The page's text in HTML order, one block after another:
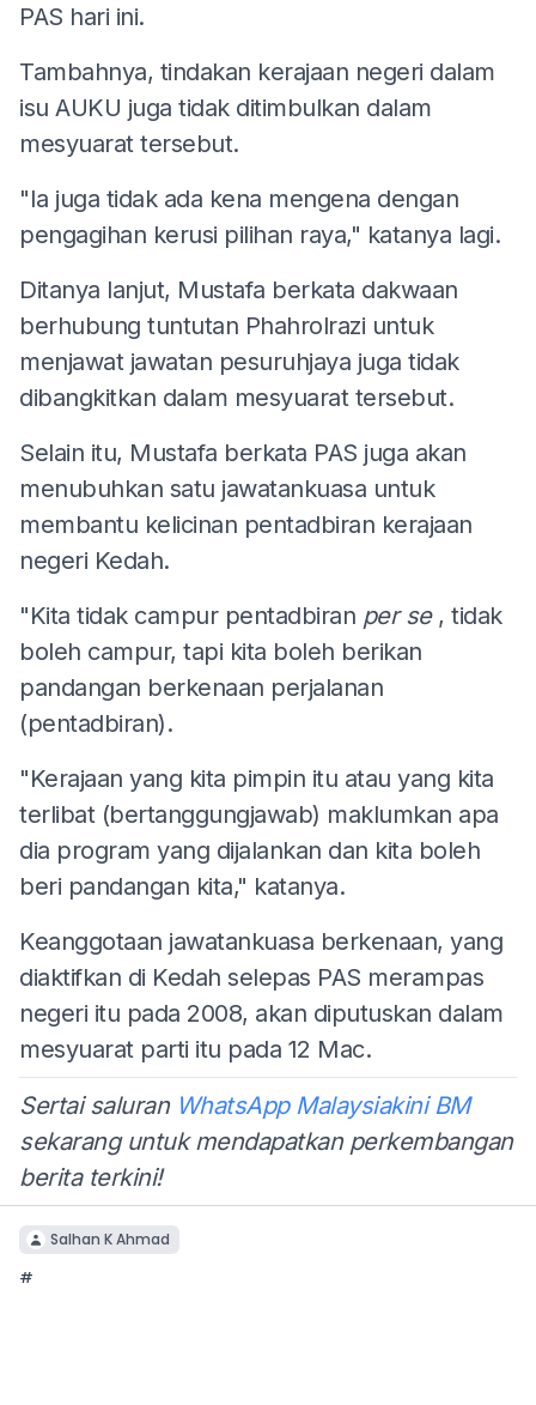
PAS hari ini.
Tambahnya, tindakan kerajaan negeri dalam
isu AUKU juga tidak ditimbulkan dalam
mesyuarat tersebut.
"Ia juga tidak ada kena mengena dengan
pengagihan kerusi pilihan raya," katanya lagi.
Ditanya lanjut, Mustafa berkata dakwaan
berhubung tuntutan Phahrolrazi untuk
menjawat jawatan pesuruhjaya juga tidak
dibangkitkan dalam mesyuarat tersebut.
Selain itu, Mustafa berkata PAS juga akan
menubuhkan satu jawatankuasa untuk
membantu kelicinan pentadbiran kerajaan
negeri Kedah.
"Kita tidak campur pentadbiran per se , tidak
boleh campur, tapi kita boleh berikan
pandangan berkenaan perjalanan
(pentadbiran).
"Kerajaan yang kita pimpin itu atau yang kita
terlibat (bertanggungjawab) maklumkan apa
dia program yang dijalankan dan kita boleh
beri pandangan kita," katanya.
Keanggotaan jawatankuasa berkenaan, yang
diaktifkan di Kedah selepas PAS merampas
negeri itu pada 2008, akan diputuskan dalam
mesyuarat parti itu pada 12 Mac.
Sertai saluran WhatsApp Malaysiakini BM
sekarang untuk mendapatkan perkembangan
berita terkini!
Salhan K Ahmad
#